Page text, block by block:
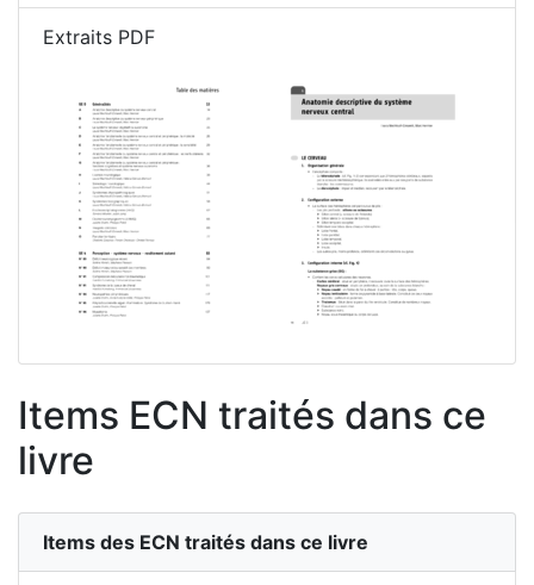
Extraits PDF
Items ECN traités dans ce
livre
Items des ECN traités dans ce livre